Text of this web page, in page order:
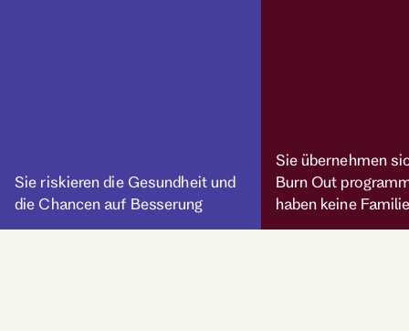
Sie riskieren die Gesundheit und
die Chancen auf Besserung
Sie übernehmen
Burn Out
haben keine